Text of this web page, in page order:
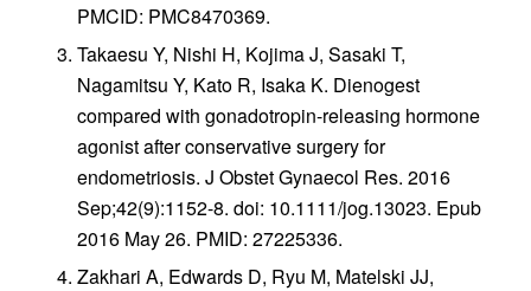
PMCID: PMC8470369.
Takaesu Y, Nishi H, Kojima J, Sasaki T,
Nagamitsu Y, Kato R, Isaka K. Dienogest
compared with gonadotropin-releasing hormone
agonist after conservative surgery for
endometriosis. J Obstet Gynaecol Res. 2016
Sep;42(9):1152-8. doi: 10.1111/jog.13023. Epub
2016 May 26. PMID: 27225336.
Zakhari A, Edwards D, Ryu M, Matelski JJ,